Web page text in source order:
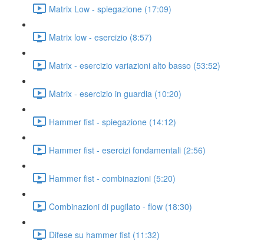
Matrix Low - spiegazione (17:09)
Matrix low - esercizio (8:57)
Matrix - esercizio variazioni alto basso (53:52)
Matrix - esercizio in guardia (10:20)
Hammer fist - spiegazione (14:12)
Hammer fist - esercizi fondamentali (2:56)
Hammer fist - combinazioni (5:20)
Combinazioni di pugilato - flow (18:30)
Difese su hammer fist (11:32)